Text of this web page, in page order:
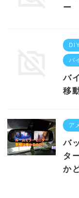
ー
バ
バ
移
ア
バ
タ
か